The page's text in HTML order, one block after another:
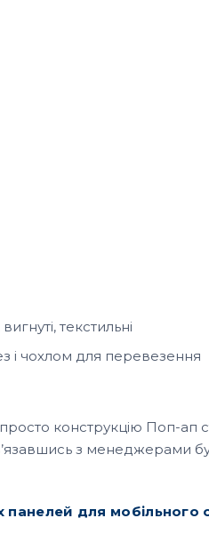
текстильні
і чохлом для перевезення
конструкцію Поп-ап
з менеджерами
для мобільного